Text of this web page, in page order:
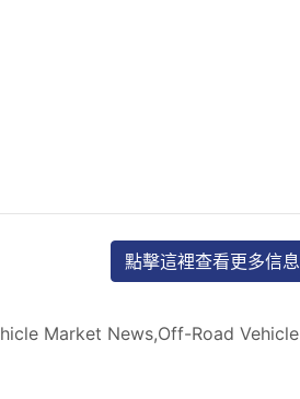
點擊這裡查看更多信息
Market News,Off-Road Vehicle